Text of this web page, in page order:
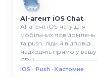
AI-агент iOS Chat
AI-агент iOS-чату для
мобільних повідомлень
та push, ліди й відповіді
надходять прямо у вашу
CRM.
iOS · Push · Кастомне